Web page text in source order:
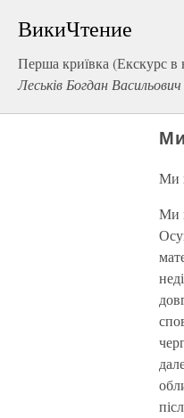
ВикиЧтение
Перша криївка (Екскурс в
Леськів Богдан Васильович
Ми
Ми